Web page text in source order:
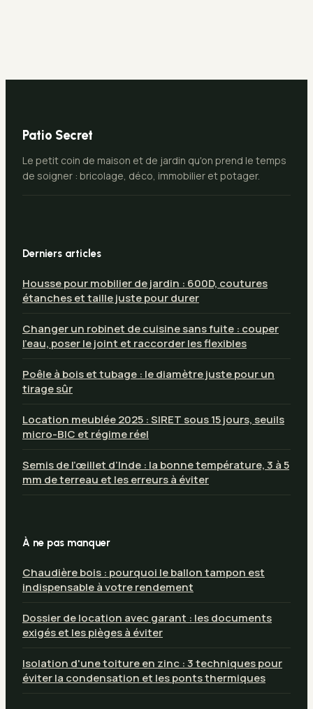
Patio Secret
Le petit coin de maison et de jardin qu'on prend le temps
de soigner : bricolage, déco, immobilier et potager.
Derniers articles
Housse pour mobilier de jardin : 600D, coutures
étanches et taille juste pour durer
Changer un robinet de cuisine sans fuite : couper
l’eau, poser le joint et raccorder les flexibles
Poêle à bois et tubage : le diamètre juste pour un
tirage sûr
Location meublée 2025 : SIRET sous 15 jours, seuils
micro-BIC et régime réel
Semis de l’œillet d’Inde : la bonne température, 3 à 5
mm de terreau et les erreurs à éviter
À ne pas manquer
Chaudière bois : pourquoi le ballon tampon est
indispensable à votre rendement
Dossier de location avec garant : les documents
exigés et les pièges à éviter
Isolation d'une toiture en zinc : 3 techniques pour
éviter la condensation et les ponts thermiques